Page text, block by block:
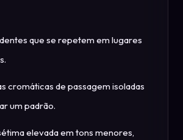
que se repetem em lugares
cromáticas de passagem isoladas
um padrão.
elevada em tons menores,